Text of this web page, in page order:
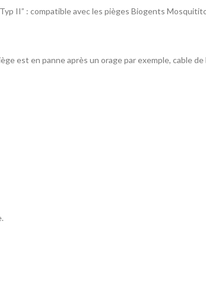
II” : compatible avec les pièges Biogents
est en panne après un orage par exemple, cable